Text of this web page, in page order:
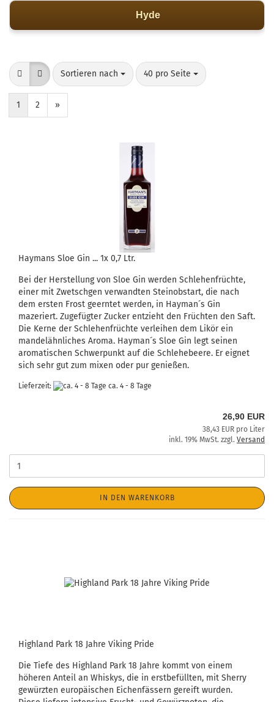
Hyde
Sortieren nach
Sortieren nach 40 pro Seite
pro Seite
1 2 »
Haymans Sloe Gin ... 1x 0,7 Ltr.
Bei der Herstellung von Sloe Gin werden Schlehenfrüchte,
einer mit Zwetschgen verwandten Steinobstart, die nach
dem ersten Frost geerntet werden, in Hayman´s Gin
mazeriert. Zugefügter Zucker entzieht den Früchten den Saft.
Die Kerne der Schlehenfrüchte verleihen dem Likör ein
mandelähnliches Aroma. Hayman´s Sloe Gin legt seinen
aromatischen Schwerpunkt auf die Schlehebeere. Er eignet
sich sehr gut zum mixen oder pur genießen.
Lieferzeit: ca. 4 - 8 Tage
26,90 EUR
38,43 EUR pro Liter
inkl. 19% MwSt. zzgl. Versand
IN DEN WARENKORB
Highland Park 18 Jahre Viking Pride
Die Tiefe des Highland Park 18 Jahre kommt von einem
höheren Anteil an Whiskys, die in erstbefüllten, mit Sherry
gewürzten europäischen Eichenfässern gereift wurden.